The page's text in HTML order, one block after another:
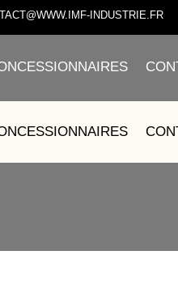
INDUSTRIE.FR
9000